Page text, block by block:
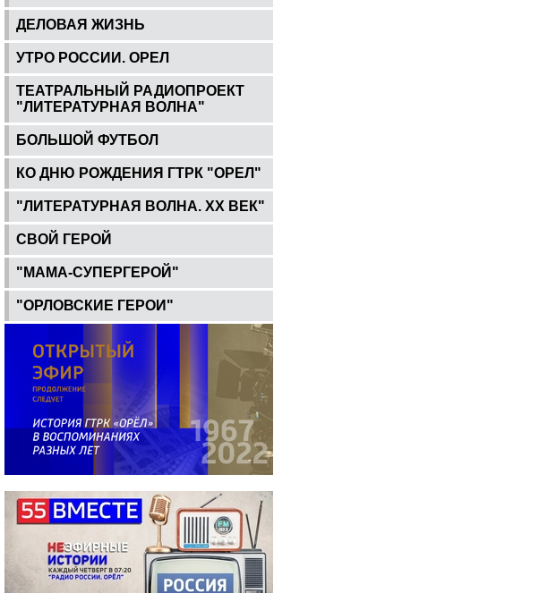
ДЕЛОВАЯ ЖИЗНЬ
УТРО РОССИИ. ОРЕЛ
ТЕАТРАЛЬНЫЙ РАДИОПРОЕКТ
"ЛИТЕРАТУРНАЯ ВОЛНА"
БОЛЬШОЙ ФУТБОЛ
КО ДНЮ РОЖДЕНИЯ ГТРК "ОРЕЛ"
"ЛИТЕРАТУРНАЯ ВОЛНА. ХХ ВЕК"
СВОЙ ГЕРОЙ
"МАМА-СУПЕРГЕРОЙ"
"ОРЛОВСКИЕ ГЕРОИ"